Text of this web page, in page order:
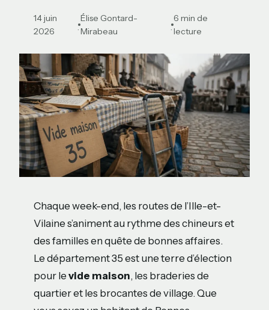
14 juin
2026
·
Élise Gontard-
Mirabeau
·
6 min de
lecture
Chaque week-end, les routes de l’Ille-et-
Vilaine s’animent au rythme des chineurs et
des familles en quête de bonnes affaires.
Le département 35 est une terre d’élection
pour le vide maison, les braderies de
quartier et les brocantes de village. Que